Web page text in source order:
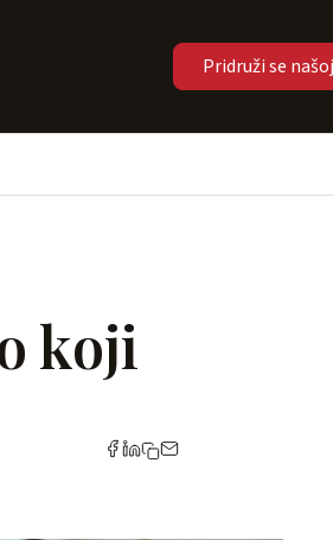
Pridruži se
koji